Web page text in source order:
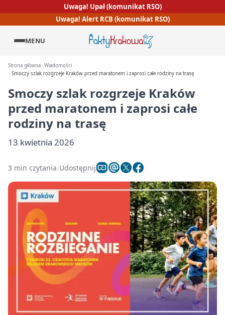
Uwaga! Upał (komunikat RSO)
Uwaga! Alert RCB (komunikat RSO)
MENU
Strona główna Wiadomości
Smoczy szlak rozgrzeje Kraków przed maratonem i zaprosi całe rodziny na trasę
Smoczy szlak rozgrzeje Kraków
przed maratonem i zaprosi całe
rodziny na trasę
13 kwietnia 2026
3 min czytania Udostępnij